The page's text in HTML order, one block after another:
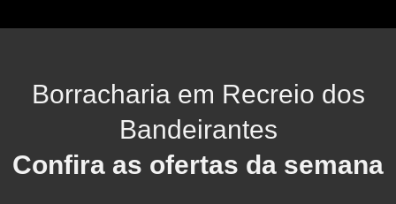
Borracharia em Recreio dos
Bandeirantes
Confira as ofertas da semana